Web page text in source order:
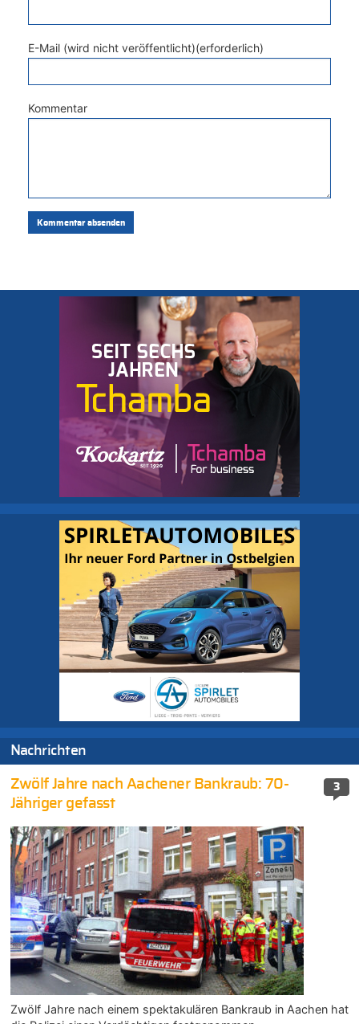
E-Mail (wird nicht veröffentlicht)(erforderlich)
Kommentar
Nachrichten
3
Zwölf Jahre nach Aachener Bankraub: 70-
Jähriger gefasst
Zwölf Jahre nach einem spektakulären Bankraub in Aachen hat